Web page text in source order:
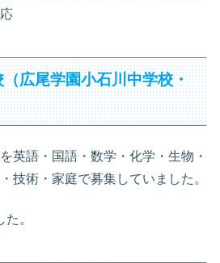
広尾学園小石川中学校・
英語・国語・数学・化学・生物・
技術・家庭で募集していました。
。